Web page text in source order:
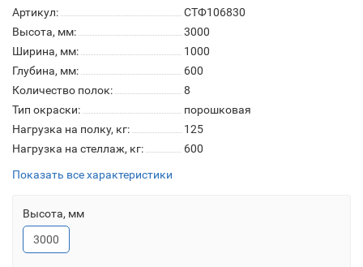
Артикул:
СТФ106830
Высота, мм:
3000
Ширина, мм:
1000
Глубина, мм:
600
Количество полок:
8
Тип окраски:
порошковая
Нагрузка на полку, кг:
125
Нагрузка на стеллаж, кг:
600
Показать все характеристики
Высота, мм
3000